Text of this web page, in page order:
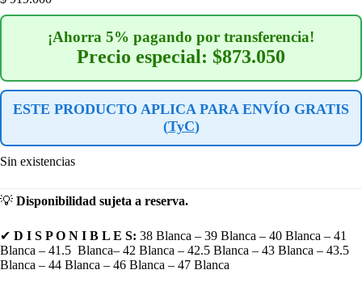
¡Ahorra 5% pagando por transferencia!
Precio especial: $873.050
ESTE PRODUCTO APLICA PARA ENVÍO GRATIS
(TyC)
Sin existencias
💡 Disponibilidad sujeta a reserva.
✔ D I S P O N I B L E S: 38 Blanca – 39 Blanca – 40 Blanca – 41
Blanca – 41.5 Blanca– 42 Blanca – 42.5 Blanca – 43 Blanca – 43.5
Blanca – 44 Blanca – 46 Blanca – 47 Blanca